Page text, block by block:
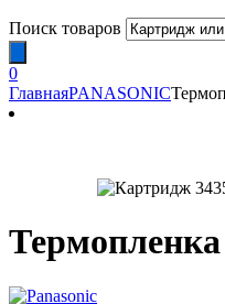
Поиск товаров
0
ГлавнаяPANASONIC